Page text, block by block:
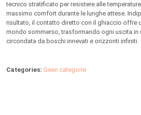
tecnico stratificato per resistere alle
massimo comfort durante le lunghe attese.
risultato, il contatto diretto con il ghiaccio offre
mondo sommerso, trasformando ogni uscita in
circondata da boschi innevati e orizzonti infiniti.
Categories: Geen categorie